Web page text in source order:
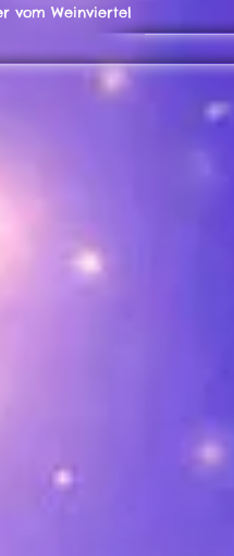
vom Weinviertel